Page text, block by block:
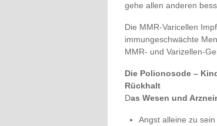
gehe allen anderen
Die MMR-Varicellen
immungeschwächte
MMR- und Varizellen-
Die Polionosode –
Rückhalt
Das Wesen und
Angst alleine zu sein